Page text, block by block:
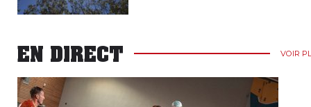
EN DIRECT VOIR